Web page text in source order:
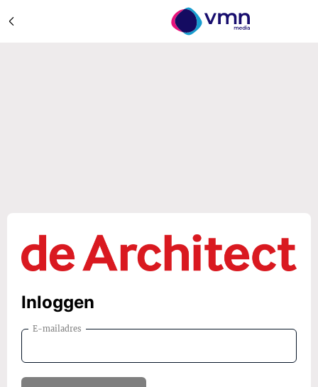
Inloggen
E-mailadres